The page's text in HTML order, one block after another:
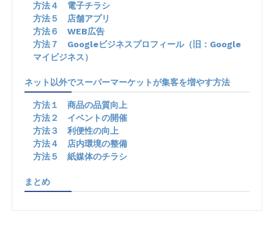
方法４ 電子チラシ
方法５ 店舗アプリ
方法６ WEB広告
方法７ Googleビジネスプロフィール（旧：Google
マイビジネス）
ネット以外でスーパーマーケットが集客を増やす方法
方法１ 商品の品質向上
方法２ イベントの開催
方法３ 利便性の向上
方法４ 店内環境の整備
方法５ 紙媒体のチラシ
まとめ